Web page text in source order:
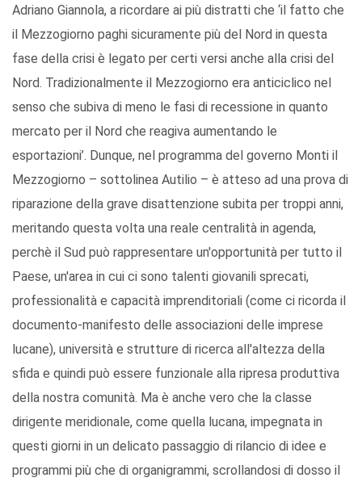
Adriano Giannola, a ricordare ai più distratti che ‘il fatto che
il Mezzogiorno paghi sicuramente più del Nord in questa
fase della crisi è legato per certi versi anche alla crisi del
Nord. Tradizionalmente il Mezzogiorno era anticiclico nel
senso che subiva di meno le fasi di recessione in quanto
mercato per il Nord che reagiva aumentando le
esportazioni’. Dunque, nel programma del governo Monti il
Mezzogiorno – sottolinea Autilio – è atteso ad una prova di
riparazione della grave disattenzione subita per troppi anni,
meritando questa volta una reale centralità in agenda,
perchè il Sud può rappresentare un'opportunità per tutto il
Paese, un'area in cui ci sono talenti giovanili sprecati,
professionalità e capacità imprenditoriali (come ci ricorda il
documento-manifesto delle associazioni delle imprese
lucane), università e strutture di ricerca all'altezza della
sfida e quindi può essere funzionale alla ripresa produttiva
della nostra comunità. Ma è anche vero che la classe
dirigente meridionale, come quella lucana, impegnata in
questi giorni in un delicato passaggio di rilancio di idee e
programmi più che di organigrammi, scrollandosi di dosso il